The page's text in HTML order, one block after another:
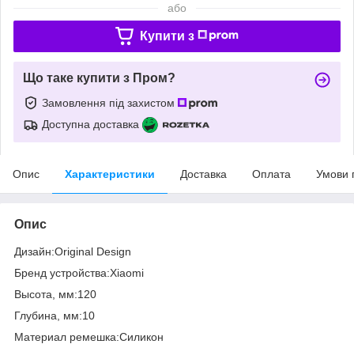
або
Купити з
Що таке купити з Пром?
Замовлення під захистом
Доступна доставка
Опис Характеристики Доставка Оплата Умови
Опис
Дизайн:Original Design
Бренд устройства:Xiaomi
Высота, мм:120
Глубина, мм:10
Материал ремешка:Силикон